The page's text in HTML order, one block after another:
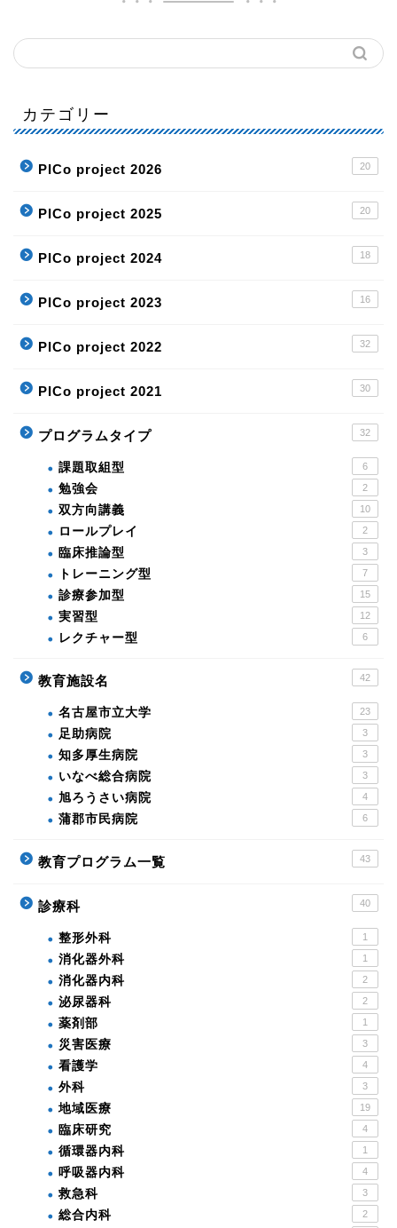
カテゴリー
PICo project 2026 20
PICo project 2025 20
PICo project 2024 18
PICo project 2023 16
PICo project 2022 32
PICo project 2021 30
プログラムタイプ 32
課題取組型 6
勉強会 2
双方向講義 10
ロールプレイ 2
臨床推論型 3
トレーニング型 7
診療参加型 15
実習型 12
レクチャー型 6
教育施設名 42
名古屋市立大学 23
足助病院 3
知多厚生病院 3
いなべ総合病院 3
旭ろうさい病院 4
蒲郡市民病院 6
教育プログラム一覧 43
診療科 40
整形外科 1
消化器外科 1
消化器内科 2
泌尿器科 2
薬剤部 1
災害医療 3
看護学 4
外科 3
地域医療 19
臨床研究 4
循環器内科 1
呼吸器内科 4
救急科 3
総合内科 2